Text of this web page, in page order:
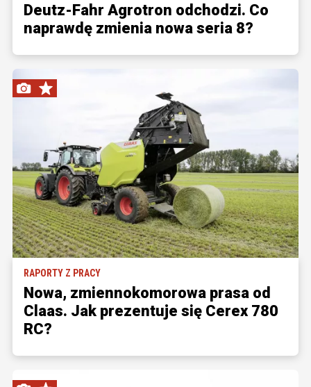
Deutz-Fahr Agrotron odchodzi. Co
naprawdę zmienia nowa seria 8?
RAPORTY Z PRACY
Nowa, zmiennokomorowa prasa od
Claas. Jak prezentuje się Cerex 780
RC?